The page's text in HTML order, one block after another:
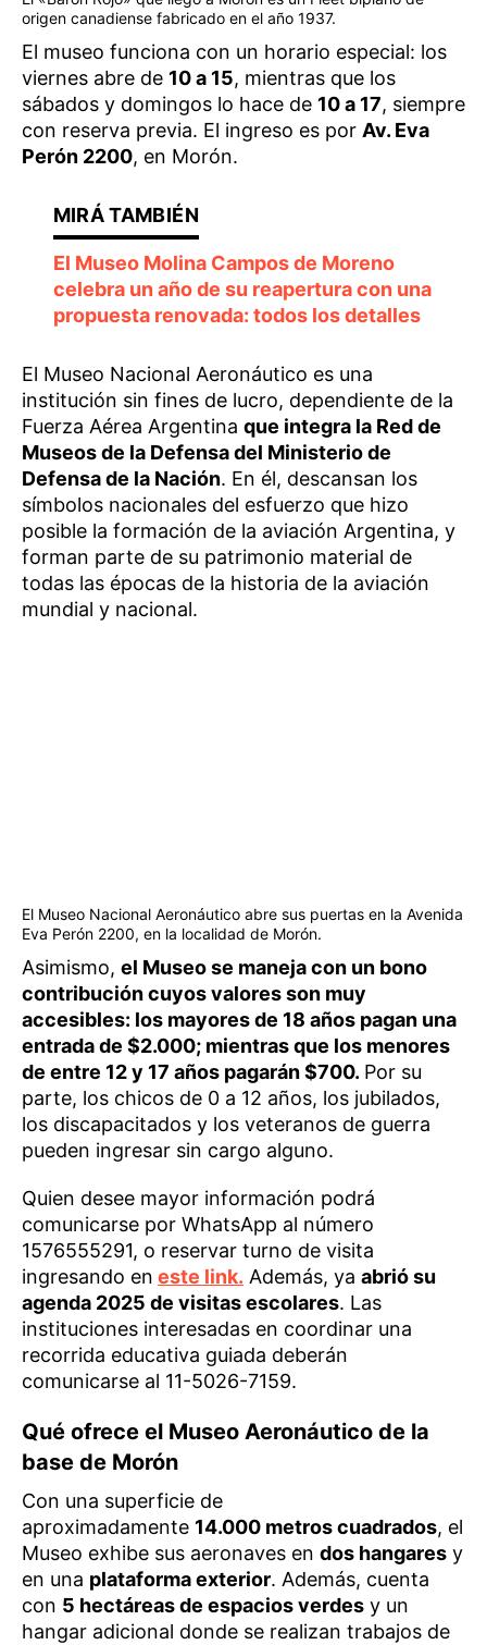
origen canadiense fabricado en el año 1937.
El museo funciona con un horario especial: los
viernes abre de 10 a 15, mientras que los
sábados y domingos lo hace de 10 a 17, siempre
con reserva previa. El ingreso es por Av. Eva
Perón 2200, en Morón.
El Museo Molina Campos de Moreno
celebra un año de su reapertura con una
propuesta renovada: todos los detalles
El Museo Nacional Aeronáutico es una
institución sin fines de lucro, dependiente de la
Fuerza Aérea Argentina que integra la Red de
Museos de la Defensa del Ministerio de
Defensa de la Nación. En él, descansan los
símbolos nacionales del esfuerzo que hizo
posible la formación de la aviación Argentina, y
forman parte de su patrimonio material de
todas las épocas de la historia de la aviación
mundial y nacional.
El Museo Nacional Aeronáutico abre sus puertas en la Avenida
Eva Perón 2200, en la localidad de Morón.
Asimismo, el Museo se maneja con un bono
contribución cuyos valores son muy
accesibles: los mayores de 18 años pagan una
entrada de $2.000; mientras que los menores
de entre 12 y 17 años pagarán $700. Por su
parte, los chicos de 0 a 12 años, los jubilados,
los discapacitados y los veteranos de guerra
pueden ingresar sin cargo alguno.
Quien desee mayor información podrá
comunicarse por WhatsApp al número
1576555291, o reservar turno de visita
ingresando en este link. Además, ya abrió su
agenda 2025 de visitas escolares. Las
instituciones interesadas en coordinar una
recorrida educativa guiada deberán
comunicarse al 11-5026-7159.
Qué ofrece el Museo Aeronáutico de la
base de Morón
Con una superficie de
aproximadamente 14.000 metros cuadrados, el
Museo exhibe sus aeronaves en dos hangares y
en una plataforma exterior. Además, cuenta
con 5 hectáreas de espacios verdes y un
hangar adicional donde se realizan trabajos de